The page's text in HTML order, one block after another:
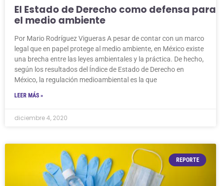
El Estado de Derecho como defensa para
el medio ambiente
Por Mario Rodríguez Vigueras A pesar de contar con un marco
legal que en papel protege al medio ambiente, en México existe
una brecha entre las leyes ambientales y la práctica. De hecho,
según los resultados del Índice de Estado de Derecho en
México, la regulación medioambiental es la que
LEER MÁS »
diciembre 4, 2020
REPORTE